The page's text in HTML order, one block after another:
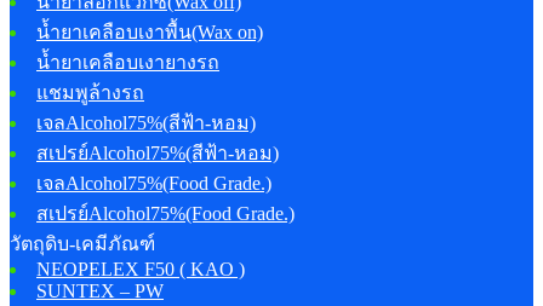
น้ำยาเคลือบเงาพื้น(Wax on)
น้ำยาเคลือบเงายางรถ
แชมพูล้างรถ
เจลAlcohol75%(สีฟ้า-หอม)
สเปรย์Alcohol75%(สีฟ้า-หอม)
เจลAlcohol75%(Food Grade.)
สเปรย์Alcohol75%(Food Grade.)
วัตถุดิบ-เคมีภัณฑ์
NEOPELEX F50 ( KAO )
SUNTEX – PW